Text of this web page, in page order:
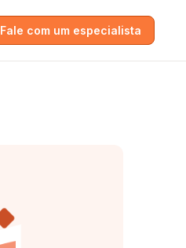
Fale com um especialista